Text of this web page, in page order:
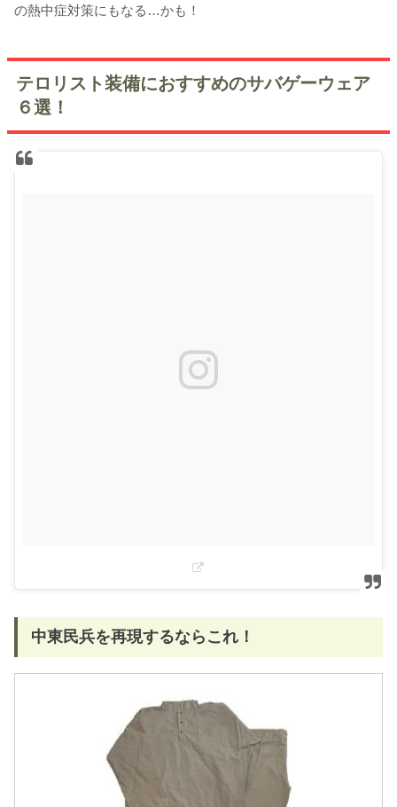
の熱中症対策にもなる…かも！
テロリスト装備におすすめのサバゲーウェア
６選！
中東民兵を再現するならこれ！